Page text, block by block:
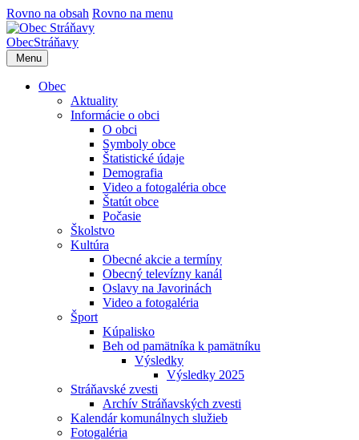
Rovno na obsah Rovno na menu
ObecStráňavy
Menu
Obec
Aktuality
Informácie o obci
O obci
Symboly obce
Štatistické údaje
Demografia
Video a fotogaléria obce
Štatút obce
Počasie
Školstvo
Kultúra
Obecné akcie a termíny
Obecný televízny kanál
Oslavy na Javorinách
Video a fotogaléria
Šport
Kúpalisko
Beh od pamätníka k pamätníku
Výsledky
Výsledky 2025
Stráňavské zvesti
Archív Stráňavských zvesti
Kalendár komunálnych služieb
Fotogaléria